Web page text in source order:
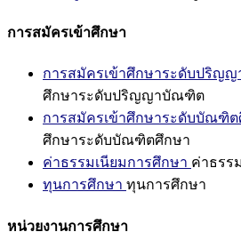
การสมัครเข้าศึกษา
การสมัครเข้าศึกษาระดับปริญ
ศึกษาระดับปริญญาบัณฑิต
การสมัครเข้าศึกษาระดับบัณฑิต
ศึกษาระดับบัณฑิตศึกษา
ค่าธรรมเนียมการศึกษา ค่าธรร
ทุนการศึกษา ทุนการศึกษา
หน่วยงานการศึกษา